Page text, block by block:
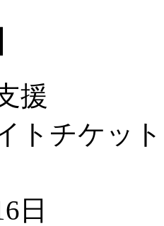
援
トチケッ
日